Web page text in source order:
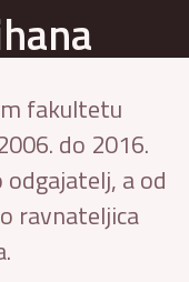
fakultetu
do 2016.
a od
ravnateljica